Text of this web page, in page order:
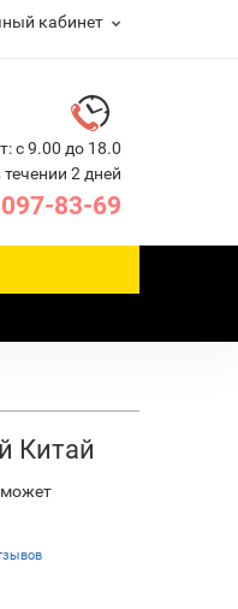
кабинет
с 9.00 до 18.0
2 дней
83-69
Китай